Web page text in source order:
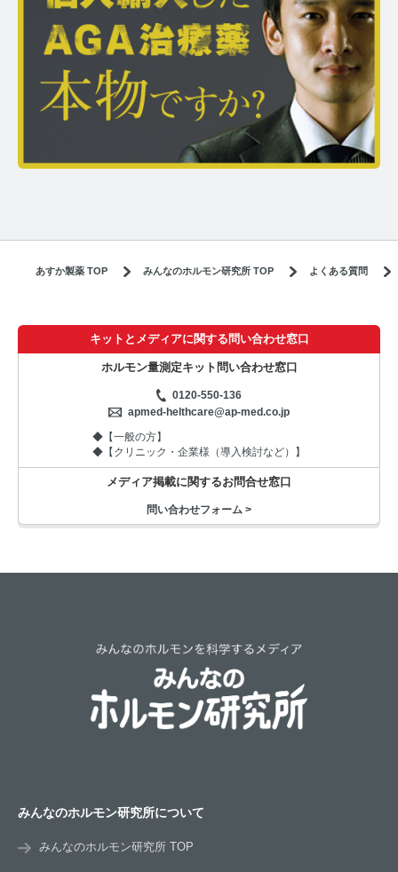
あすか製薬 TOP みんなのホルモン研究所 TOP よくある質問
キットとメディアに関する問い合わせ窓口
ホルモン量測定キット問い合わせ窓口
0120-550-136
apmed-helthcare@ap-med.co.jp
◆【一般の方】
◆【クリニック・企業様（導入検討など）】
メディア掲載に関するお問合せ窓口
問い合わせフォーム >
みんなのホルモン研究所について
みんなのホルモン研究所 TOP